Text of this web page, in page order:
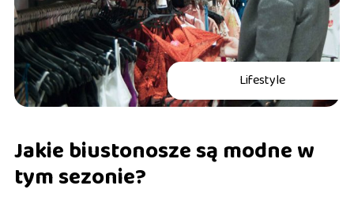
Lifestyle
Jakie biustonosze są modne w
tym sezonie?